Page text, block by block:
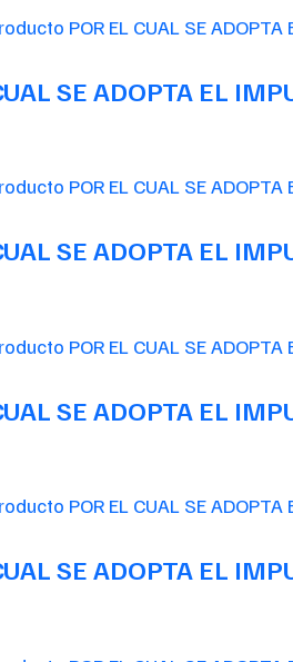
SE ADOPTA EL
SE ADOPTA EL
SE ADOPTA EL
SE ADOPTA EL